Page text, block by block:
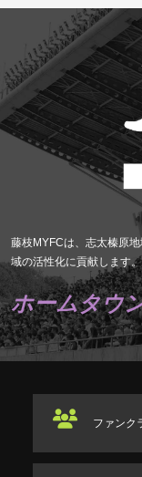
藤枝MYFCは、志太榛原
域の活性化に貢献します。
ホームタウ
ファンク